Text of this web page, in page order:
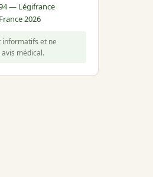
— Légifrance
2026
informatifs et ne
médical.